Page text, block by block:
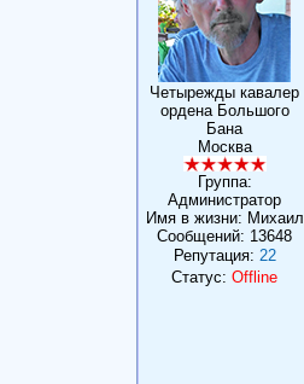
Четырежды кавалер
ордена Большого
Бана
Москва
Группа:
Администратор
Имя в жизни: Михаил
Сообщений: 13648
Репутация: 22
Статус: Offline